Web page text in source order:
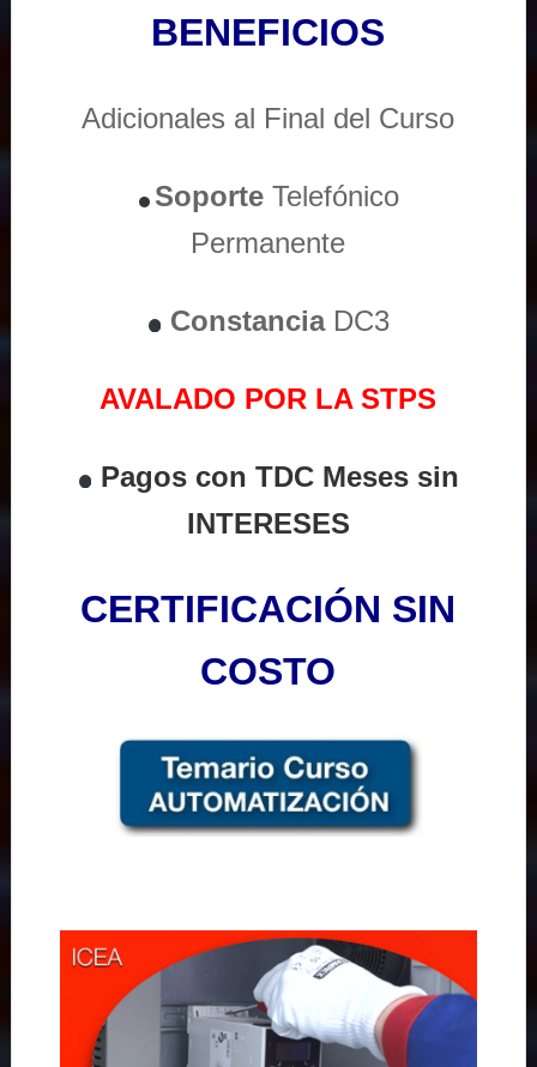
BENEFICIOS
Adicionales al Final del Curso
Soporte Telefónico
Permanente
ConstanciaDC3
AVALADO POR LA STPS
Pagos con TDC Meses sin
INTERESES
CERTIFICACIÓN SIN
COSTO